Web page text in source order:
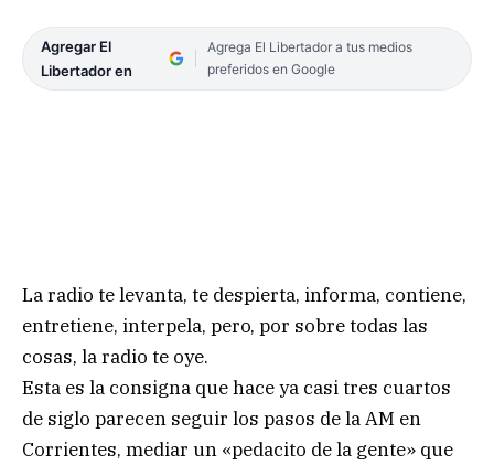
Agregar El
Libertador en
Agrega El Libertador a tus medios
preferidos en Google
La radio te levanta, te despierta, informa, contiene,
entretiene, interpela, pero, por sobre todas las
cosas, la radio te oye.
Esta es la consigna que hace ya casi tres cuartos
de siglo parecen seguir los pasos de la AM en
Corrientes, mediar un «pedacito de la gente» que